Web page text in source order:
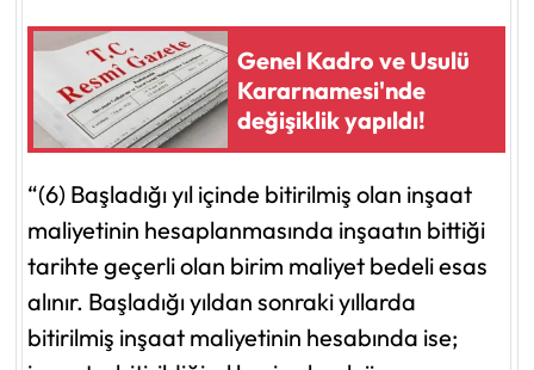
Genel Kadro ve Usulü
Kararnamesi'nde
değişiklik yapıldı!
“(6) Başladığı yıl içinde bitirilmiş olan inşaat
maliyetinin hesaplanmasında inşaatın bittiği
tarihte geçerli olan birim maliyet bedeli esas
alınır. Başladığı yıldan sonraki yıllarda
bitirilmiş inşaat maliyetinin hesabında ise;